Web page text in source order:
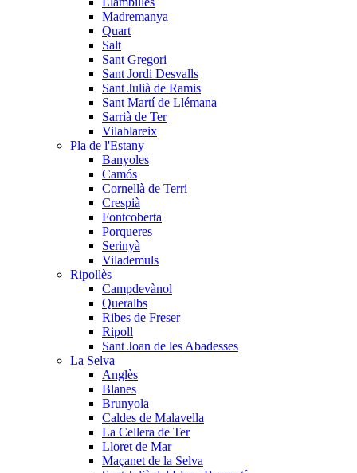
Madremanya
Quart
Salt
Sant Gregori
Sant Jordi Desvalls
Sant Julià de Ramis
Sant Martí de Llémana
Sarrià de Ter
Vilablareix
Pla de l'Estany
Banyoles
Camós
Cornellà de Terri
Crespià
Fontcoberta
Porqueres
Serinyà
Vilademuls
Ripollès
Campdevànol
Queralbs
Ribes de Freser
Ripoll
Sant Joan de les Abadesses
La Selva
Anglès
Blanes
Brunyola
Caldes de Malavella
La Cellera de Ter
Lloret de Mar
Maçanet de la Selva